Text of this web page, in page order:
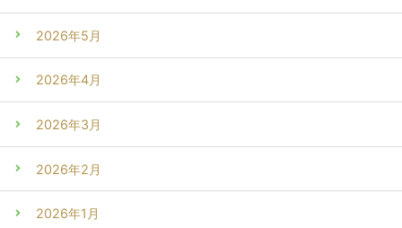
2026年5月
2026年4月
2026年3月
2026年2月
2026年1月